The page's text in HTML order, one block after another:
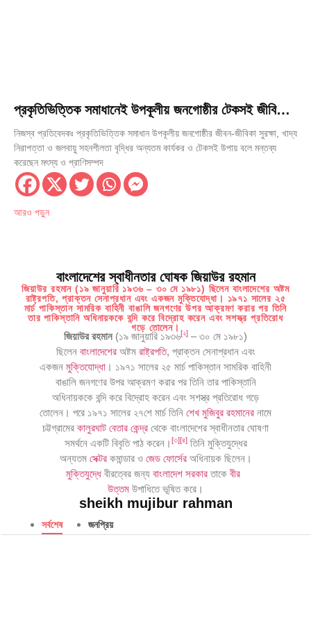
প্রকৃতিভিত্তিক সমাধানেই উপকূলীয় জনগোষ্ঠীর টেকসই জীবিকা
নিশ্চিত হবে
নিজস্ব প্রতিবেদকঃ প্রকৃতিভিত্তিক সমাধান উপকূলীয় জনগোষ্ঠীর জীবন-জীবিকা সুরক্ষা, খাদ্য
নিরাপত্তা ও জলবায়ু সহনশীলতা বৃদ্ধির অন্যতম কার্যকর ও টেকসই উপায় বলে মন্তব্য
করেছেন মৎস্য ও প্রাণিসম্পদ
আরও পড়ুন
বাংলাদেশের স্বাধীনতার ঘোষক জিয়াউর রহমান
জিয়াউর রহমান (১৯ জানুয়ারি ১৯৩৬ – ৩০ মে ১৯৮১) ছিলেন বাংলাদেশের অষ্টম
রাষ্ট্রপতি, প্রাক্তন সেনাপ্রধান এবং একজন মুক্তিযোদ্ধা। ১৯৭১ সালের ২৫
মার্চ পাকিস্তান সামরিক বাহিনী বাঙালি জনগণের উপর আক্রমণ করার পর তিনি
তার পাকিস্তানি অধিনায়ককে বন্দি করে বিদ্রোহ করেন এবং সশস্ত্র প্রতিরোধ
গড়ে তোলেন।
জিয়াউর রহমান(১৯ জানুয়ারি ১৯৩৬[২] – ৩০ মে ১৯৮১)
ছিলেন বাংলাদেশেরঅষ্টম রাষ্ট্রপতি, প্রাক্তন সেনাপ্রধান এবং
একজন মুক্তিযোদ্ধা । ১৯৭১ সালের ২৫ মার্চ পাকিস্তান সামরিক বাহিনী
বাঙালি জনগণের উপর আক্রমণ করার পর তিনি তার পাকিস্তানি
অধিনায়ককে বন্দি করে বিদ্রোহ করেন এবং সশস্ত্র প্রতিরোধ গড়ে
তোলেন। পরে ১৯৭১ সালের ২৭শে মার্চ তিনি শেখ মুজিবুর রহমানের নামে
চট্টগ্রামের কালুরঘাট বেতার কেন্দ্র থেকে বাংলাদেশের স্বাধীনতার ঘোষণা
সমর্থনে একটি বিবৃতি পাঠ করেন। [৩][৪]তিনি মুক্তিযুদ্ধের
অন্যতম সেক্টরকমান্ডার ও জেড ফোর্সেরঅধিনায়ক ছিলেন।
মুক্তিযুদ্ধেবীরত্বের জন্য বাংলাদেশ সরকারতাকে বীর
উত্তম উপাধিতে ভূষিত করে।
sheikh mujibur rahman
সর্বশেষ জনপ্রিয়